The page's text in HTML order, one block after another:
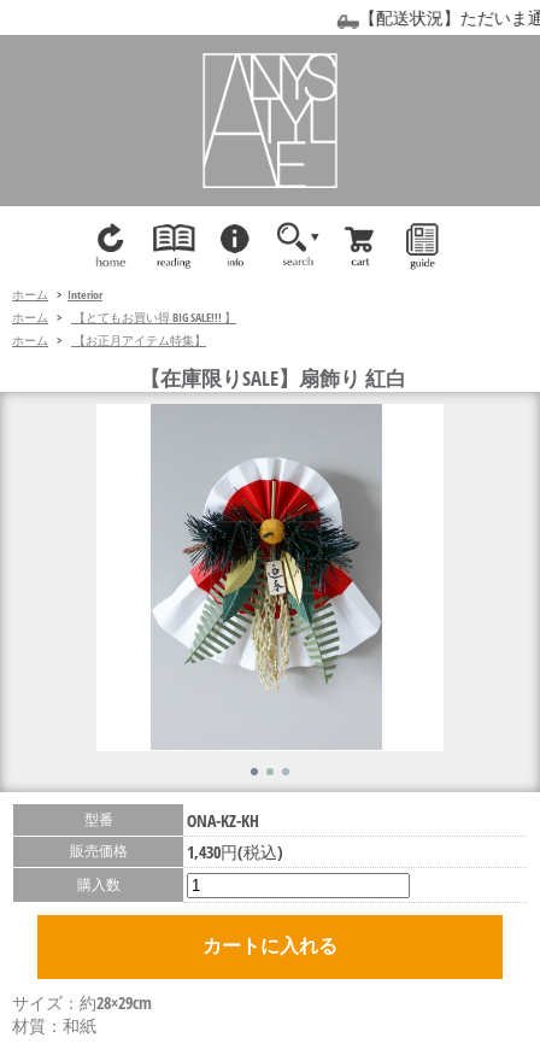
【配送状況】ただいま通
ホーム > Interior
ホーム >
【とてもお買い得 BIG SALE!!! 】
ホーム > 【お正月アイテム特集】
【在庫限りSALE】扇飾り 紅白
型番 ONA-KZ-KH
販売価格 1,430円(税込)
購入数
サイズ：約28×29cm
材質：和紙